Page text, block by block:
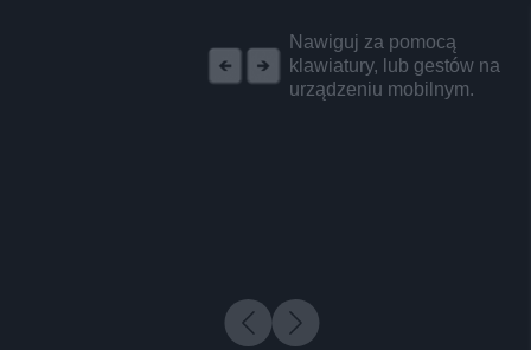
Nawiguj za pomocą
klawiatury, lub gestów na
urządzeniu mobilnym.